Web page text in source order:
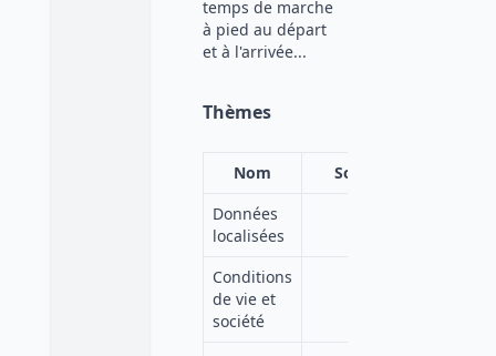
temps de marche
à pied au départ
et à l'arrivée...
Thèmes
Nom
Source
Données
localisées
Conditions
de vie et
société